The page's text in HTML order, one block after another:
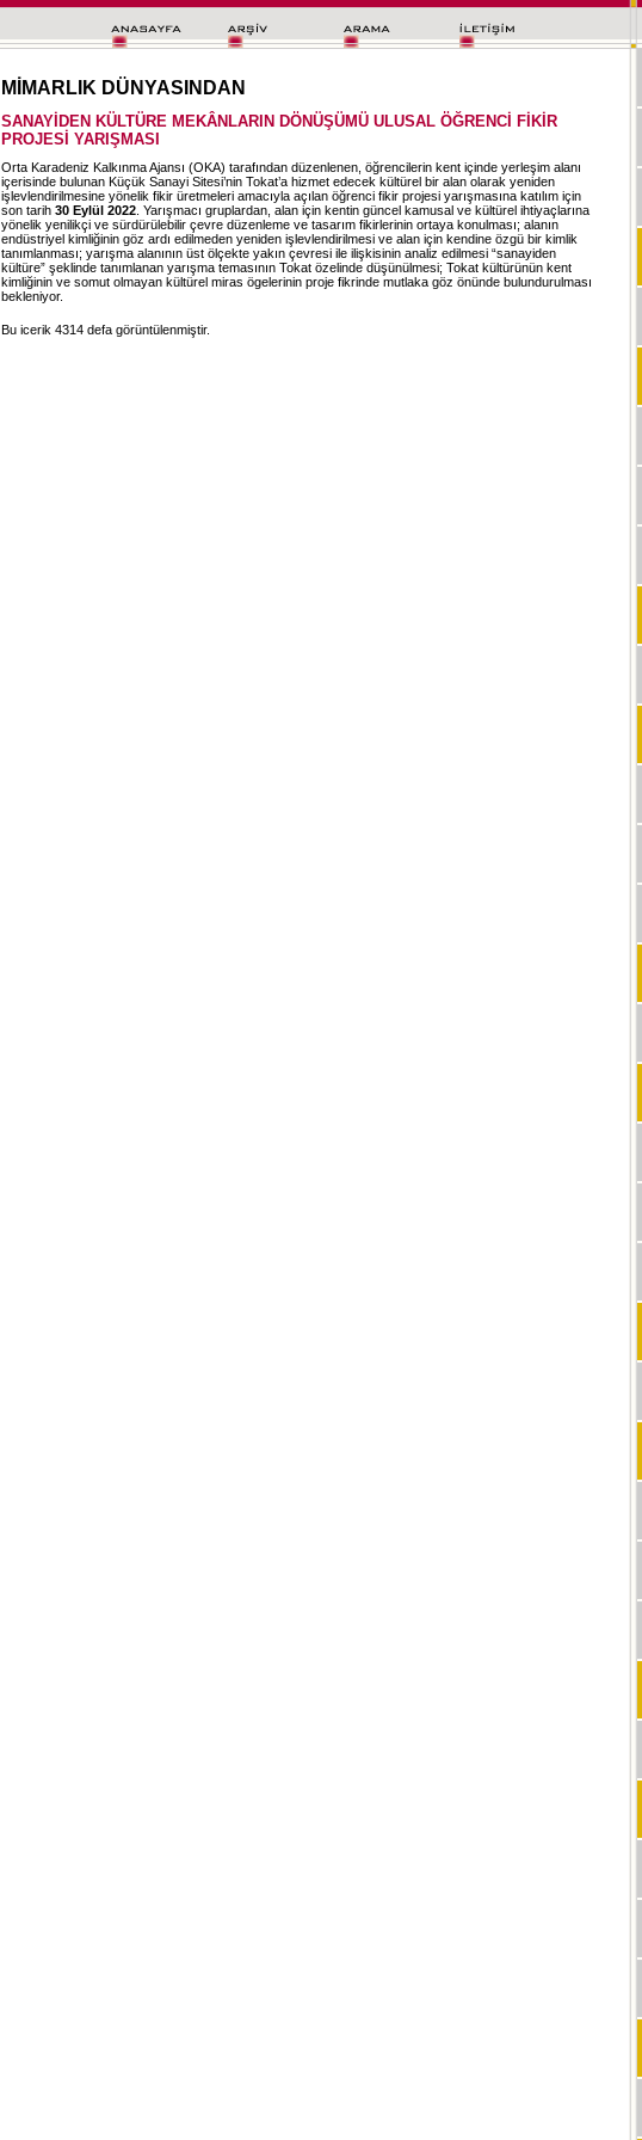
MİMARLIK DÜNYASINDAN
SANAYİDEN KÜLTÜRE MEKÂNLARIN DÖNÜŞÜMÜ ULUSAL ÖĞRENCİ FİKİR
PROJESİ YARIŞMASI
Orta Karadeniz Kalkınma Ajansı (OKA) tarafından düzenlenen, öğrencilerin kent içinde yerleşim alanı
içerisinde bulunan Küçük Sanayi Sitesi’nin Tokat’a hizmet edecek kültürel bir alan olarak yeniden
işlevlendirilmesine yönelik fikir üretmeleri amacıyla açılan öğrenci fikir projesi yarışmasına katılım için
son tarih 30 Eylül 2022 . Yarışmacı gruplardan, alan için kentin güncel kamusal ve kültürel ihtiyaçlarına
yönelik yenilikçi ve sürdürülebilir çevre düzenleme ve tasarım fikirlerinin ortaya konulması; alanın
endüstriyel kimliğinin göz ardı edilmeden yeniden işlevlendirilmesi ve alan için kendine özgü bir kimlik
tanımlanması; yarışma alanının üst ölçekte yakın çevresi ile ilişkisinin analiz edilmesi “sanayiden
kültüre” şeklinde tanımlanan yarışma temasının Tokat özelinde düşünülmesi; Tokat kültürünün kent
kimliğinin ve somut olmayan kültürel miras ögelerinin proje fikrinde mutlaka göz önünde bulundurulması
bekleniyor.
Bu icerik 4314 defa görüntülenmiştir.